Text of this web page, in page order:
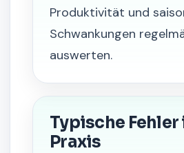
Produktivität und
Schwankungen
auswerten.
Typische Fehler
Praxis